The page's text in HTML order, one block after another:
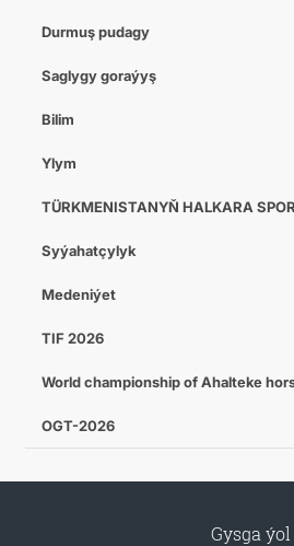
Durmuş pudagy
Saglygy goraýyş
Bilim
Ylym
TÜRKMENISTANYŇ HALKARA
Syýahatçylyk
Medeniýet
TIF 2026
World championship of Ahalteke
OGT-2026
Gysga ýol